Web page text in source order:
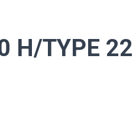
H/TYPE 22